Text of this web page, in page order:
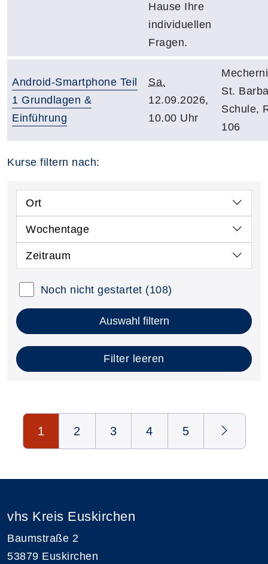
Hause Ihre
individuellen
Fragen.
Android-Smartphone Teil
1 Grundlagen &
Einführung
Sa.
12.09.2026,
10.00 Uhr
St.
Schule,
106
Kurse filtern nach:
Ort
Wochentage
Zeitraum
Noch nicht gestartet (108)
Auswahl filtern
Filter leeren
Seite 1 von 5
1 2 3 4 5
vhs Kreis Euskirchen
Baumstraße 2
53879 Euskirchen